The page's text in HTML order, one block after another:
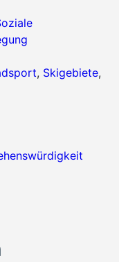
, Skigebiete,